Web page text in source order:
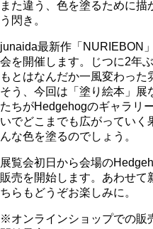
また違う、色を塗るために
う閃き。
junaida最新作「NURIEBON
会を開催します。じつに2年
もとはなんだか一風変わった
そう、今回は「塗り絵本」
たちがHedgehogのギャラリ
いでどこまでも広がってい
んな色を塗るのでしょう。
展覧会初日から会場の
販売を開始します。あわせて
ちらもどうぞお楽しみに。
※オンラインショップでの販